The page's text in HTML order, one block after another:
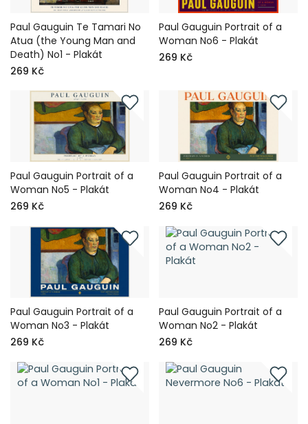
Paul Gauguin Te Tamari No
Atua (the Young Man and
Death) No1 - Plakát
269 Kč
Paul Gauguin Portrait of a
Woman No6 - Plakát
269 Kč
Paul Gauguin Portrait of a
Woman No5 - Plakát
269 Kč
Paul Gauguin Portrait of a
Woman No4 - Plakát
269 Kč
Paul Gauguin Portrait of a
Woman No3 - Plakát
269 Kč
Paul Gauguin Portrait of a
Woman No2 - Plakát
269 Kč